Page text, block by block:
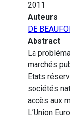
2011
Auteurs
DE
Abstract
La
marchés
Etats
sociétés
accès aux
L’Union